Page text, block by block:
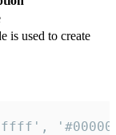
is used to create